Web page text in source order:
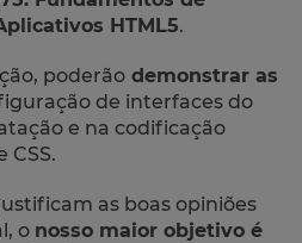
HTML5.
poderão demonstrar as
de interfaces do
e na codificação
CSS.
as boas opiniões
o nosso maior objetivo é